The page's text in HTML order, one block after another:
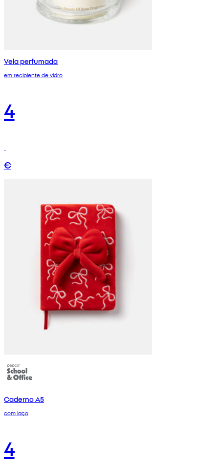
Vela perfumada
em recipiente de vidro
4
€
Caderno A5
com laço
4